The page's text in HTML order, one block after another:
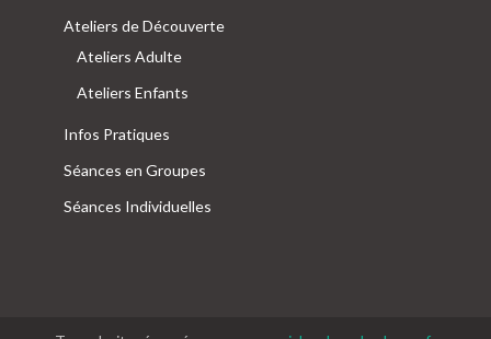
Ateliers de Découverte
Ateliers Adulte
Ateliers Enfants
Infos Pratiques
Séances en Groupes
Séances Individuelles